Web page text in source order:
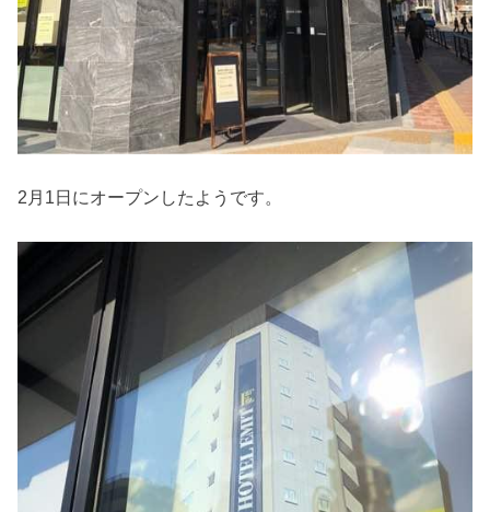
2月1日にオープンしたようです。